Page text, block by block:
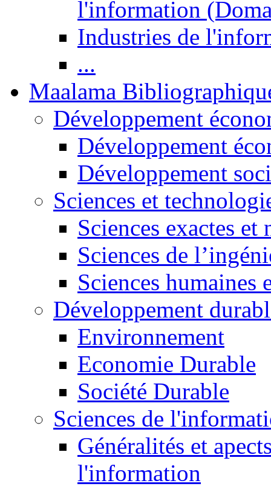
l'information
Industries de
...
Maalama
Développement
Développement
Développement
Sciences et
Sciences exactes et
Sciences de
Sciences humaines
Développement
Environnement
Economie Durable
Société Durable
Sciences de
Généralités et
l'information